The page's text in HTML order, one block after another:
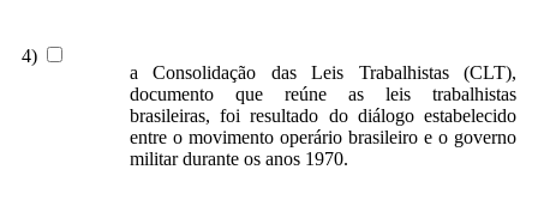
4)
a Consolidação das Leis Trabalhistas (CLT),
documento que reúne as leis trabalhistas
brasileiras, foi resultado do diálogo estabelecido
entre o movimento operário brasileiro e o governo
militar durante os anos 1970.